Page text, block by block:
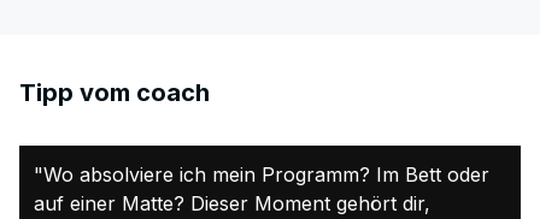
Tipp vom coach
"Wo absolviere ich mein Programm? Im Bett oder
auf einer Matte? Dieser Moment gehört dir,